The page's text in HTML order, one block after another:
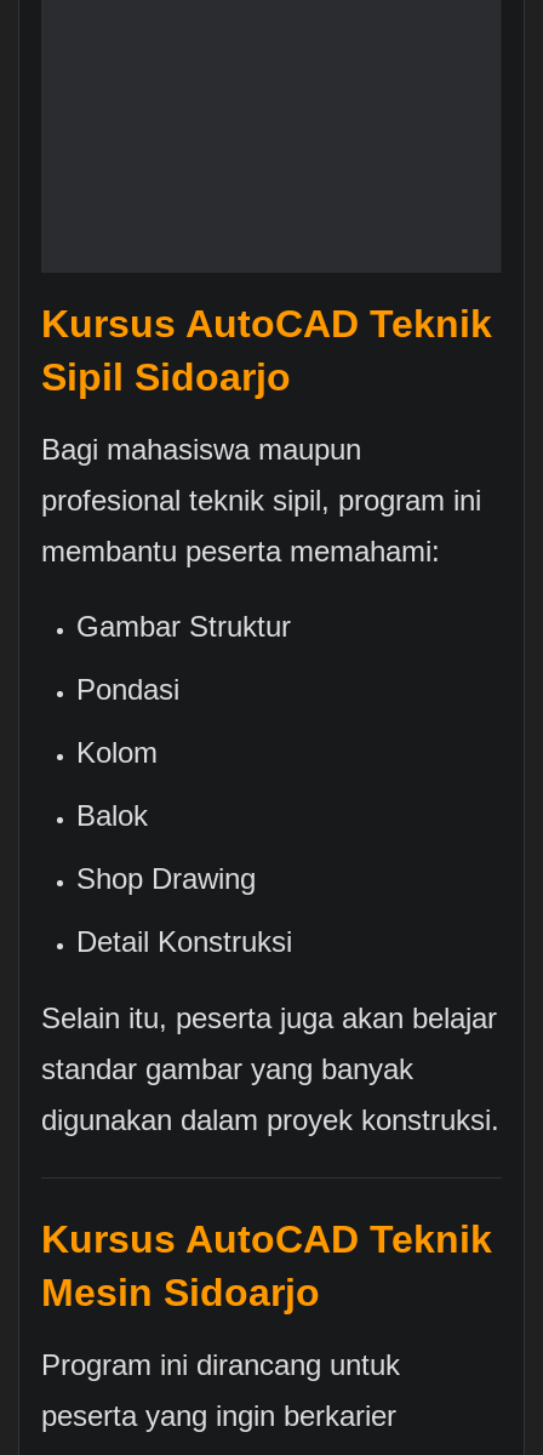
Kursus AutoCAD Teknik
Sipil Sidoarjo
Bagi mahasiswa maupun
profesional teknik sipil, program ini
membantu peserta memahami:
Gambar Struktur
Pondasi
Kolom
Balok
Shop Drawing
Detail Konstruksi
Selain itu, peserta juga akan belajar
standar gambar yang banyak
digunakan dalam proyek konstruksi.
Kursus AutoCAD Teknik
Mesin Sidoarjo
Program ini dirancang untuk
peserta yang ingin berkarier